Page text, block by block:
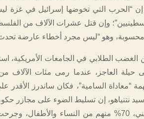
“الحرب التي تخوضها إسرائيل في غزة
وإن قتل عشرات الآلاف من
محسوبة، وهو “ليس مجرد أخطاء عارضة
الطلابي في الجامعات الأمريكية،
إلى حيلة العاجز، عندما رمى مئات
“معاداة السامية”، فكان ساندرز
نتنياهو، إن تسليط الضوء على مجازر